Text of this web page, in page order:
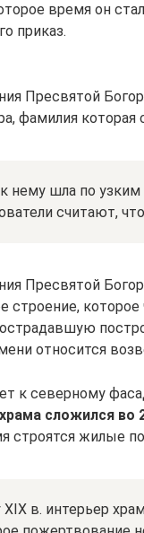
время он
приказ.
Пресвятой
фамилия которая
нему шла по
считают,
Пресвятой
строение,
относится
к северному
сложился во
строятся жилые
XIX в. интерьер